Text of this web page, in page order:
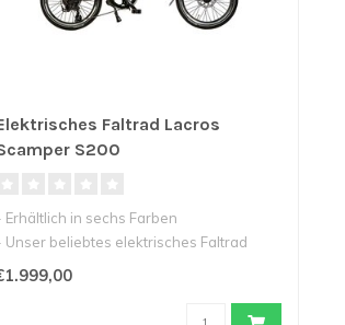
Faltrad Lacros
S200
Erhältlich in sechs Farben
Unser beliebtes elektrisches Faltrad
Einfach..